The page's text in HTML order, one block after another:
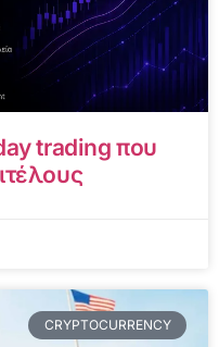
trading που
CRYPTOCURRENCY